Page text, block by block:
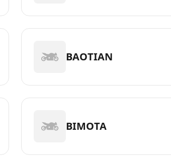
BAOTIAN
BIMOTA